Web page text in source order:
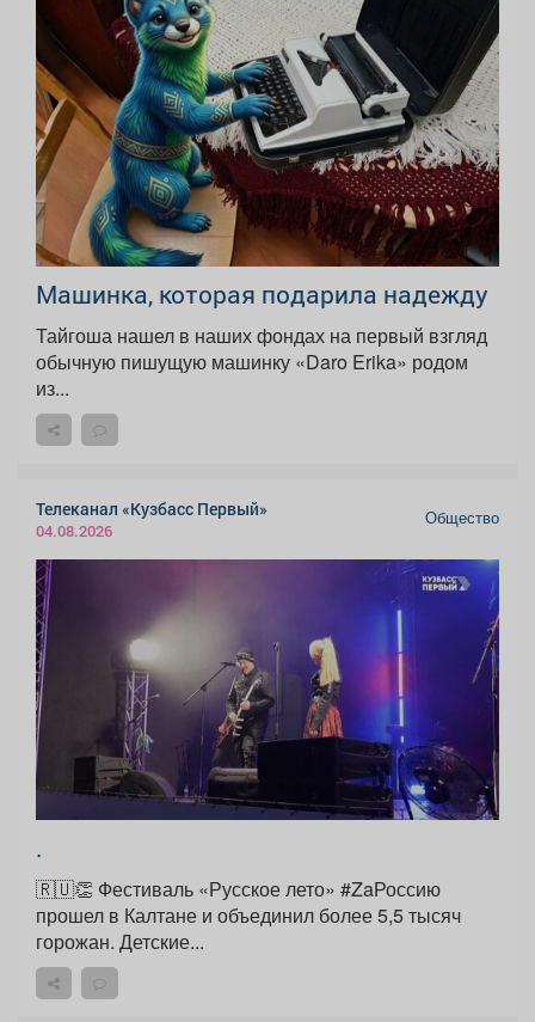
Машинка, которая подарила надежду
Тайгоша нашел в наших фондах на первый взгляд
обычную пишущую машинку «Daro Erika» родом
из...
Телеканал «Кузбасс Первый»
04.08.2026
Общество
.
🇷🇺👏 Фестиваль «Русское лето» #ZaРоссию
прошел в Калтане и объединил более 5,5 тысяч
горожан. Детские...